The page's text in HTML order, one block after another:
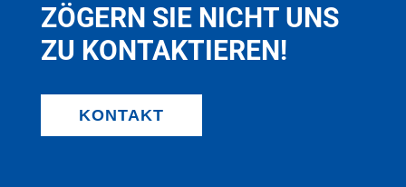
ZÖGERN SIE NICHT UNS
ZU KONTAKTIEREN!
KONTAKT